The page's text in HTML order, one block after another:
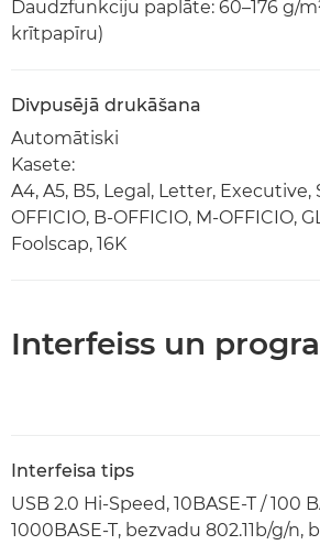
Daudzfunkciju paplāte: 60–176 g/
krītpapīru)
Divpusējā drukāšana
Automātiski
Kasete:
A4, A5, B5, Legal, Letter,
OFFICIO, B-OFFICIO, M-OFFICIO,
Foolscap, 16K
Interfeiss un
Interfeisa tips
USB 2.0 Hi-Speed, 10BASE-T / 100
1000BASE-T, bezvadu 802.11b/g/n,